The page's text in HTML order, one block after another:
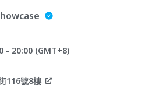
- 20:00 (GMT+8)
116號8樓